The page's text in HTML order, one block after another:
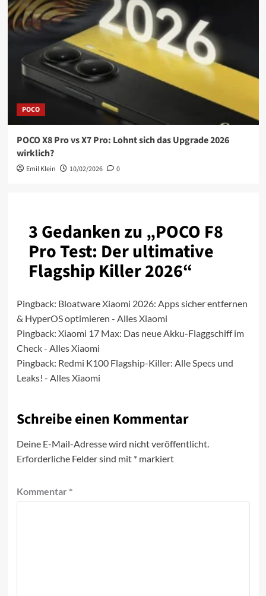
POCO
POCO X8 Pro vs X7 Pro: Lohnt sich das Upgrade 2026
wirklich?
Emil Klein 10/02/2026 0
3 Gedanken zu „POCO F8
Pro Test: Der ultimative
Flagship Killer 2026“
Pingback: Bloatware Xiaomi 2026: Apps sicher entfernen
& HyperOS optimieren - Alles Xiaomi
Pingback: Xiaomi 17 Max: Das neue Akku-Flaggschiff im
Check - Alles Xiaomi
Pingback: Redmi K100 Flagship-Killer: Alle Specs und
Leaks! - Alles Xiaomi
Schreibe einen Kommentar
Deine E-Mail-Adresse wird nicht veröffentlicht.
Erforderliche Felder sind mit *markiert
Kommentar *